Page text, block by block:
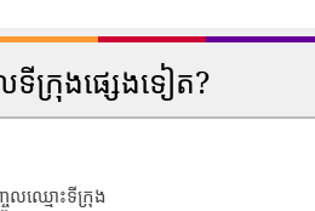
ទីក្រុងផ្សេងទៀត?
លឈ្មោះទីក្រុង